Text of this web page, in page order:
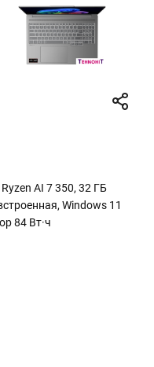
AI 7 350, 32 ГБ
Windows 11
84 Вт·ч